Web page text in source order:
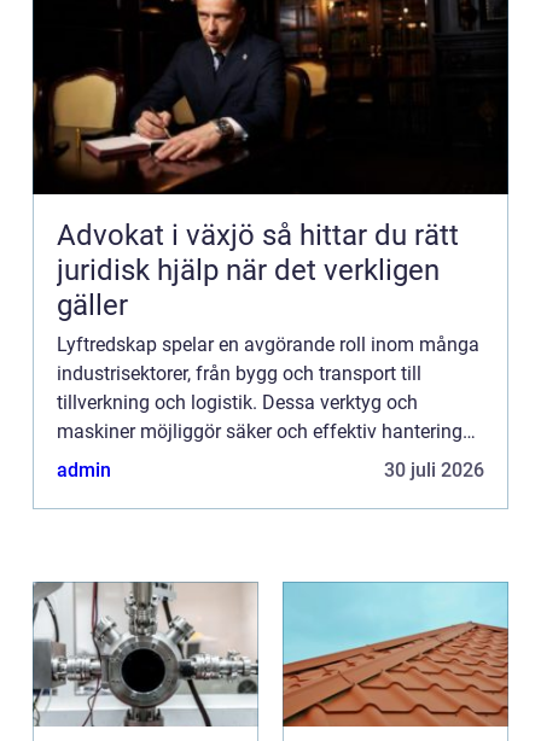
Advokat i växjö så hittar du rätt
juridisk hjälp när det verkligen
gäller
Lyftredskap spelar en avgörande roll inom många
industrisektorer, från bygg och transport till
tillverkning och logistik. Dessa verktyg och
maskiner möjliggör säker och effektiv hantering
av tung utrustning och material. De är inte bara
admin 30 juli 2026